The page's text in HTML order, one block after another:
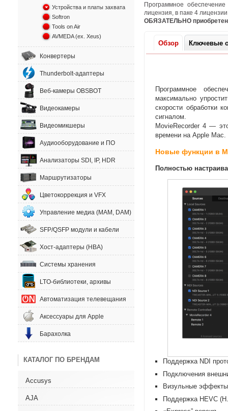
Устройства и платы захвата
Softron
Tools on Air
AVMEDA (ex. Xeus)
Конвертеры
Thunderbolt-адаптеры
Веб-камеры OBSBOT
Видеокамеры
Видеомикшеры
Аудиооборудование и ПО
Анализаторы SDI, IP, HDR
Маршрутизаторы
Цветокоррекция и VFX
Управление медиа (MAM, DAM)
SFP/QSFP модули и кабели
Хост-адаптеры (HBA)
Системы хранения
LTO-библиотеки, архивы
Автоматизация телевещания
Аксессуары для Apple
Барахолка
КАТАЛОГ ПО БРЕНДАМ
Accusys
AJA
Программное
лицензия, в паке 4
ОБЯЗАТЕЛЬНО
Обзор Ключевые
Программное
максимально
скорости обработки
сигналом.
MovieRecorder 4 —
времени на Apple Mac.
Новые функции в
Полностью
Поддержка NDI
Подключения
Визульные
Поддержка HEVC (